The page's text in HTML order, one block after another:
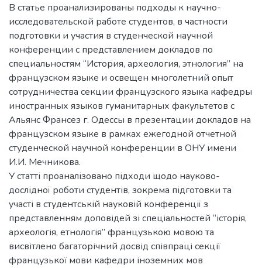
В статье проанализированы подходы к научно-
исследовательской работе студентов, в частности
подготовки и участия в студенческой научной
конференции с представлением докладов по
специальностям “История, археология, этнология” на
французском языке и освещен многолетний опыт
сотрудничества секции французского языка кафедры
иностранных языков гуманитарных факультетов с
Альянс Франсез г. Одессы в презентации докладов на
французском языке в рамках ежегодной отчетной
студенческой научной конференции в ОНУ имени
И.И. Мечникова.
У статті проаналізовано підходи щодо науково-
дослідної роботи студентів, зокрема підготовки та
участі в студентській науковій конференції з
представленням доповідей зі спеціальностей “історія,
археологія, етнологія” французькою мовою та
висвітлено багаторічний досвід співпраці секції
французької мови кафедри іноземних мов